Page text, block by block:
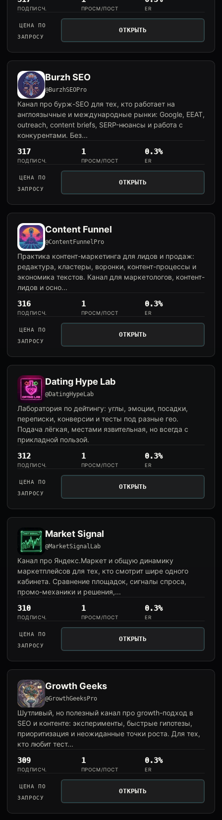
ПОДПИСЧ. ПРОСМ/ПОСТ ER
ЦЕНА ПО
ЗАПРОСУ
ОТКРЫТЬ
Burzh SEO
@BurzhSEOPro
Канал про бурж-SEO для тех, кто работает на
англоязычные и международные рынки: Google, EEAT,
outreach, content briefs, SERP-нюансы и работа с
конкурентами. Без...
317
ПОДПИСЧ.
1
ПРОСМ/ПОСТ
0.3%
ER
ЦЕНА ПО
ЗАПРОСУ
ОТКРЫТЬ
Content Funnel
@ContentFunnelPro
Практика контент-маркетинга для лидов и продаж:
редактура, кластеры, воронки, контент-процессы и
экономика текстов. Канал для маркетологов, контент-
лидов и осно...
316
ПОДПИСЧ.
1
ПРОСМ/ПОСТ
0.3%
ER
ЦЕНА ПО
ЗАПРОСУ
ОТКРЫТЬ
Dating Hype Lab
@DatingHypeLab
Лаборатория по дейтингу: углы, эмоции, посадки,
переписки, конверсии и тесты под разные гео.
Подача лёгкая, местами язвительная, но всегда с
прикладной пользой.
312
ПОДПИСЧ.
1
ПРОСМ/ПОСТ
0.3%
ER
ЦЕНА ПО
ЗАПРОСУ
ОТКРЫТЬ
Market Signal
@MarketSignalLab
Канал про Яндекс.Маркет и общую динамику
маркетплейсов для тех, кто смотрит шире одного
кабинета. Сравнение площадок, сигналы спроса,
промо-механики и решения,...
310
ПОДПИСЧ.
1
ПРОСМ/ПОСТ
0.3%
ER
ЦЕНА ПО
ЗАПРОСУ
ОТКРЫТЬ
Growth Geeks
@GrowthGeeksPro
Шутливый, но полезный канал про growth-подход в
SEO и контенте: эксперименты, быстрые гипотезы,
приоритизация и неожиданные точки роста. Для тех,
кто любит тест...
309
ПОДПИСЧ.
1
ПРОСМ/ПОСТ
0.3%
ER
ЦЕНА ПО
ЗАПРОСУ
ОТКРЫТЬ